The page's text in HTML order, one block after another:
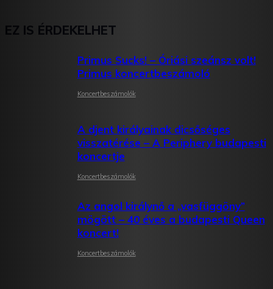
EZ IS ÉRDEKELHET
Primus Sucks! – Óriási szeánsz volt!
Primus koncertbeszámoló
Koncertbeszámolók
A djent királyainak dicsőséges
visszatérése – A Periphery budapesti
koncertje
Koncertbeszámolók
Az angol királynő a „vasfüggöny”
mögött – 40 éves a budapesti Queen
koncert!
Koncertbeszámolók